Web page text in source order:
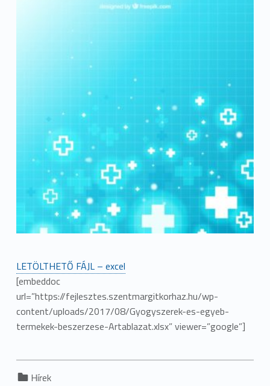
LETÖLTHETŐ FÁJL – excel
[embeddoc
url=”https://fejlesztes.szentmargitkorhaz.hu/wp-
content/uploads/2017/08/Gyogyszerek-es-egyeb-
termekek-beszerzese-Artablazat.xlsx” viewer=”google”]
Categorized in:
Hírek